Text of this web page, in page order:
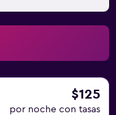
$125
por noche con tasas